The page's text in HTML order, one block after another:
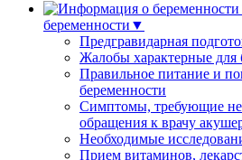
беременности▼
Предгравидарная
Жалобы характерные для
Правильное питание и
беременности
Симптомы, требующие
обращения к врачу
Необходимые
Прием витаминов,